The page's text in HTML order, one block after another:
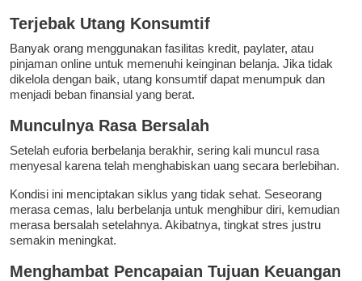
Terjebak Utang Konsumtif
Banyak orang menggunakan fasilitas kredit, paylater, atau
pinjaman online untuk memenuhi keinginan belanja. Jika tidak
dikelola dengan baik, utang konsumtif dapat menumpuk dan
menjadi beban finansial yang berat.
Munculnya Rasa Bersalah
Setelah euforia berbelanja berakhir, sering kali muncul rasa
menyesal karena telah menghabiskan uang secara berlebihan.
Kondisi ini menciptakan siklus yang tidak sehat. Seseorang
merasa cemas, lalu berbelanja untuk menghibur diri, kemudian
merasa bersalah setelahnya. Akibatnya, tingkat stres justru
semakin meningkat.
Menghambat Pencapaian Tujuan Keuangan